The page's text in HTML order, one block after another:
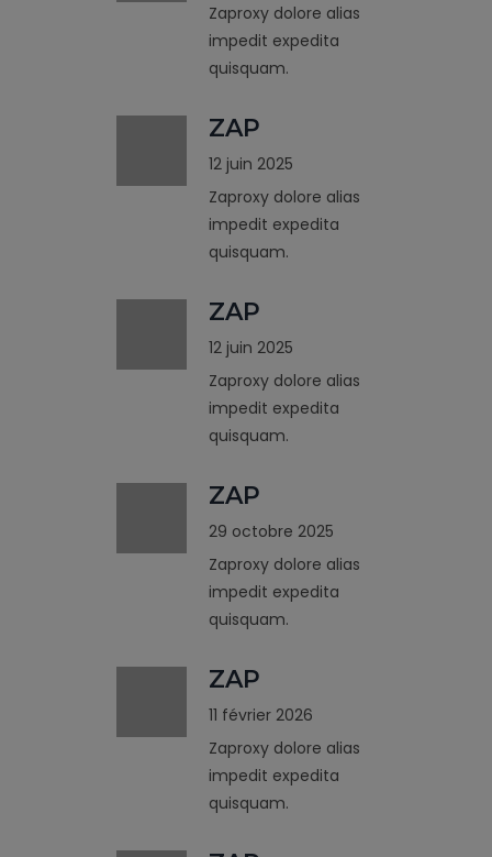
Zaproxy dolore alias
impedit expedita
quisquam.
ZAP
12 juin 2025
Zaproxy dolore alias
impedit expedita
quisquam.
ZAP
12 juin 2025
Zaproxy dolore alias
impedit expedita
quisquam.
ZAP
29 octobre 2025
Zaproxy dolore alias
impedit expedita
quisquam.
ZAP
11 février 2026
Zaproxy dolore alias
impedit expedita
quisquam.